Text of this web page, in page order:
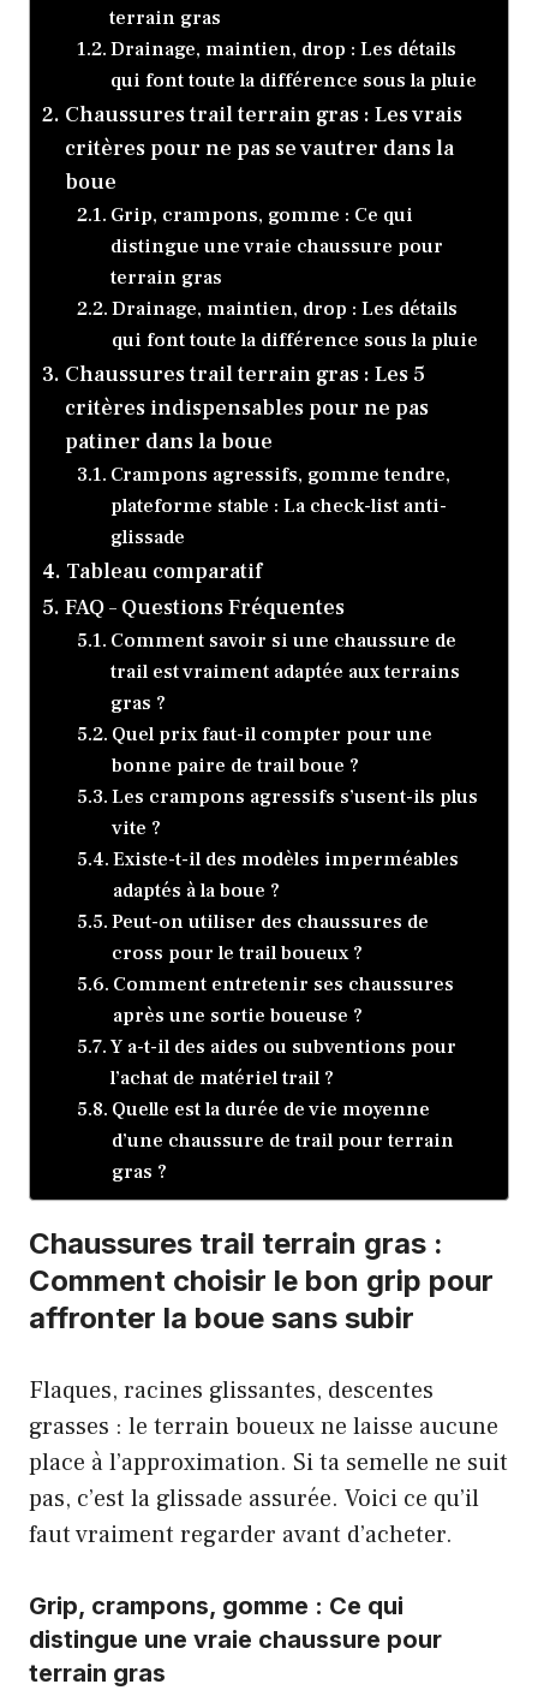
terrain gras
Drainage, maintien, drop : Les détails
qui font toute la différence sous la pluie
Chaussures trail terrain gras : Les vrais
critères pour ne pas se vautrer dans la
boue
Grip, crampons, gomme : Ce qui
distingue une vraie chaussure pour
terrain gras
Drainage, maintien, drop : Les détails
qui font toute la différence sous la pluie
Chaussures trail terrain gras : Les 5
critères indispensables pour ne pas
patiner dans la boue
Crampons agressifs, gomme tendre,
plateforme stable : La check-list anti-
glissade
Tableau comparatif
FAQ – Questions Fréquentes
Comment savoir si une chaussure de
trail est vraiment adaptée aux terrains
gras ?
Quel prix faut-il compter pour une
bonne paire de trail boue ?
Les crampons agressifs s’usent-ils plus
vite ?
Existe-t-il des modèles imperméables
adaptés à la boue ?
Peut-on utiliser des chaussures de
cross pour le trail boueux ?
Comment entretenir ses chaussures
après une sortie boueuse ?
Y a-t-il des aides ou subventions pour
l’achat de matériel trail ?
Quelle est la durée de vie moyenne
d’une chaussure de trail pour terrain
gras ?
Chaussures trail terrain gras :
Comment choisir le bon grip pour
affronter la boue sans subir
Flaques, racines glissantes, descentes
grasses : le terrain boueux ne laisse aucune
place à l’approximation. Si ta semelle ne suit
pas, c’est la glissade assurée. Voici ce qu’il
faut vraiment regarder avant d’acheter.
Grip, crampons, gomme : Ce qui
distingue une vraie chaussure pour
terrain gras